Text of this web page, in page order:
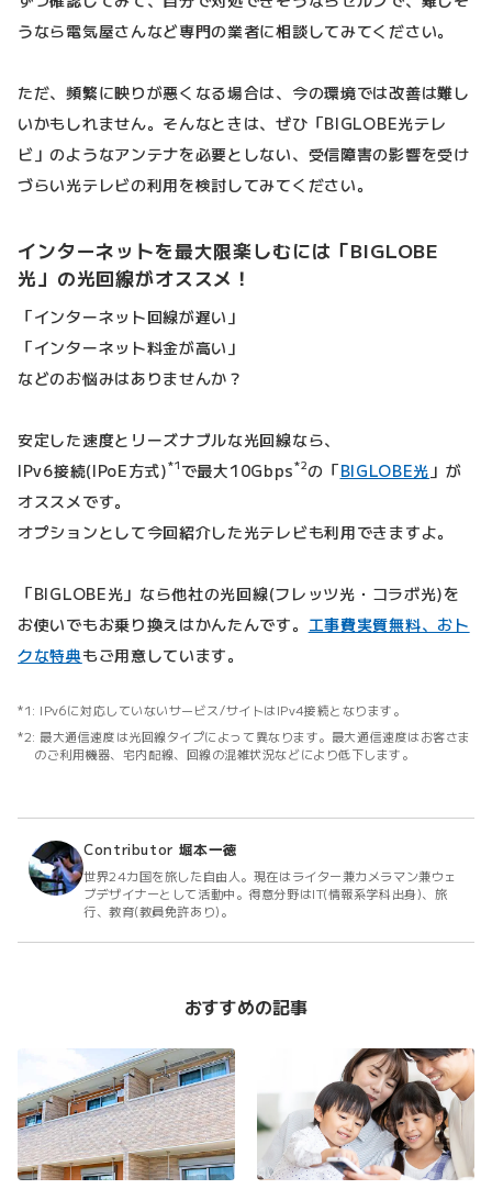
うなら電気屋さんなど専門の業者に相談してみてください。
ただ、頻繁に映りが悪くなる場合は、今の環境では改善は難し
いかもしれません。そんなときは、ぜひ「BIGLOBE光テレ
ビ」のようなアンテナを必要としない、受信障害の影響を受け
づらい光テレビの利用を検討してみてください。
インターネットを最大限楽しむには「BIGLOBE
光」の光回線がオススメ！
「インターネット回線が遅い」
「インターネット料金が高い」
などのお悩みはありませんか？
安定した速度とリーズナブルな光回線なら、
IPv6接続(IPoE方式)*1 で最大10Gbps*2の「BIGLOBE光 」が
オススメです。
オプションとして今回紹介した光テレビも利用できますよ。
「BIGLOBE光」なら他社の光回線(フレッツ光・コラボ光)を
お使いでもお乗り換えはかんたんです。 工事費実質無料、おト
クな特典もご用意しています。
IPv6に対応していないサービス/サイトはIPv4接続となります。
最大通信速度は光回線タイプによって異なります。最大通信速度はお客さま
のご利用機器、宅内配線、回線の混雑状況などにより低下します。
Contributor 堀本一徳
世界24カ国を旅した自由人。現在はライター兼カメラマン兼ウェ
ブデザイナーとして活動中。得意分野はIT(情報系学科出身)、旅
行、教育(教員免許あり)。
おすすめの記事